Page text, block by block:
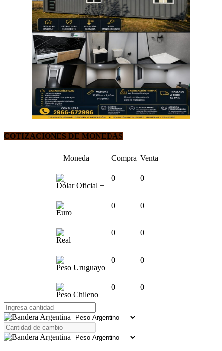
COTIZACIONES DE MONEDAS
Moneda Compra Venta
Dólar Oficial +
0 0
Euro
0 0
Real
0 0
Peso Uruguayo
0 0
Peso Chileno
0 0